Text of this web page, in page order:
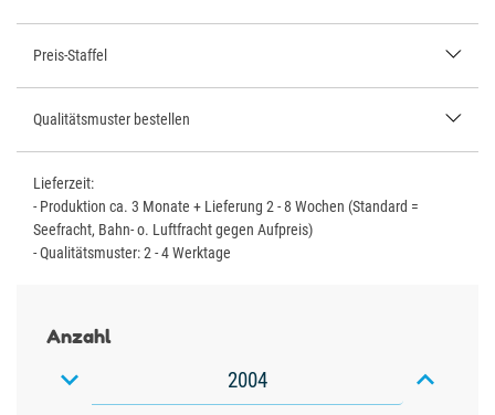
Preis-Staffel
Qualitätsmuster bestellen
Lieferzeit:
- Produktion ca. 3 Monate + Lieferung 2 - 8 Wochen (Standard =
Seefracht, Bahn- o. Luftfracht gegen Aufpreis)
- Qualitätsmuster: 2 - 4 Werktage
Anzahl
 